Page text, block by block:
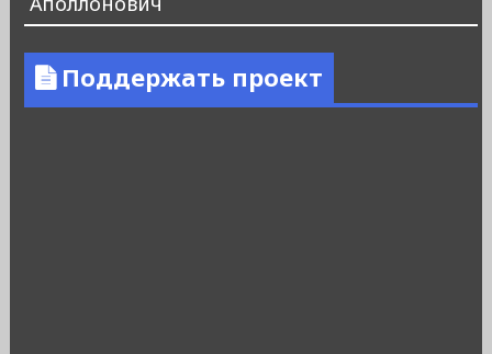
Поддержать проект